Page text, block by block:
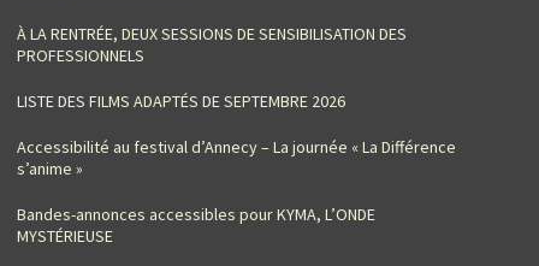
À LA RENTRÉE, DEUX SESSIONS DE SENSIBILISATION DES
PROFESSIONNELS
LISTE DES FILMS ADAPTÉS DE SEPTEMBRE 2026
Accessibilité au festival d’Annecy – La journée « La Différence
s’anime »
Bandes-annonces accessibles pour KYMA, L’ONDE
MYSTÉRIEUSE